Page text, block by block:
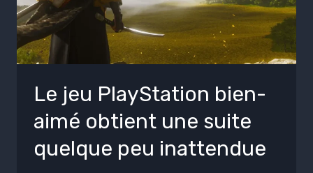
Le jeu PlayStation bien-
aimé obtient une suite
quelque peu inattendue